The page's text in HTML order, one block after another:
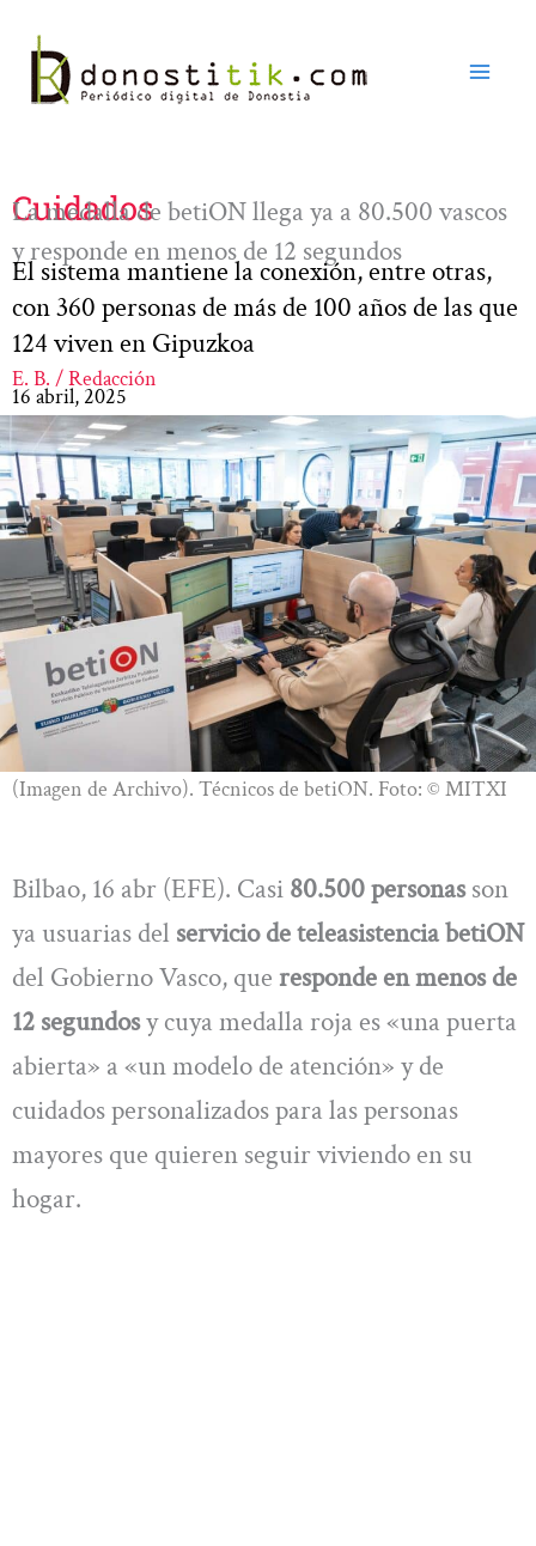
contenido
Cuidados
La medalla de betiON llega ya a 80.500 vascos
y responde en menos de 12 segundos
El sistema mantiene la conexión, entre otras,
con 360 personas de más de 100 años de las que
124 viven en Gipuzkoa
E. B. / Redacción
16 abril, 2025
(Imagen de Archivo). Técnicos de betiON. Foto: © MITXI
Bilbao, 16 abr (EFE). Casi 80.500 personasson
ya usuarias del servicio de teleasistencia betiON
del Gobierno Vasco, que responde en menos de
12 segundosy cuya medalla roja es «una puerta
abierta» a «un modelo de atención» y de
cuidados personalizados para las personas
mayores que quieren seguir viviendo en su
hogar.